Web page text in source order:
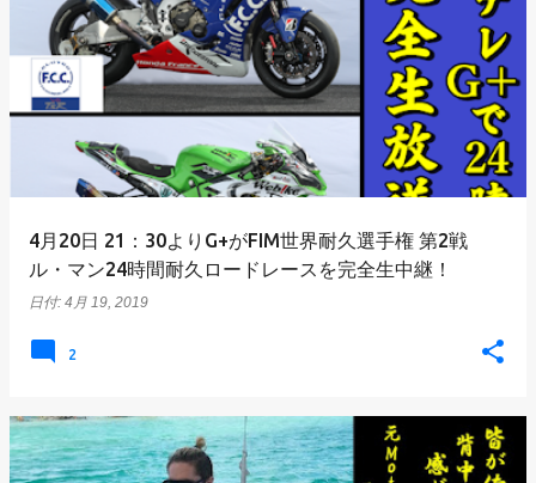
4月20日 21：30よりG+がFIM世界耐久選手権 第2戦
ル・マン24時間耐久ロードレースを完全生中継！
日付: 4月 19, 2019
2